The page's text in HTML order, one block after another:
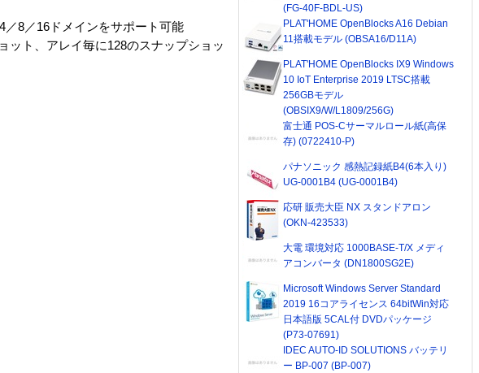
8／16ドメインをサポート可能
ット、アレイ毎に128のスナップショッ
(FG-40F-BDL-US)
PLAT'HOME OpenBlocks A16 Debian
11搭載モデル (OBSA16/D11A)
PLAT'HOME OpenBlocks IX9 Windows
10 IoT Enterprise 2019 LTSC搭載
256GBモデル
(OBSIX9/W/L1809/256G)
富士通 POS-Cサーマルロール紙(高保
存) (0722410-P)
パナソニック 感熱記録紙B4(6本入り)
UG-0001B4 (UG-0001B4)
応研 販売大臣 NX スタンドアロン
(OKN-423533)
大電 環境対応 1000BASE-T/X メディ
アコンバータ (DN1800SG2E)
Microsoft Windows Server Standard
2019 16コアライセンス 64bitWin対応
日本語版 5CAL付 DVDパッケージ
(P73-07691)
IDEC AUTO-ID SOLUTIONS バッテリ
ー BP-007 (BP-007)